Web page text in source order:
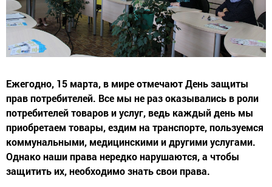
Ежегодно, 15 марта, в мире отмечают День защиты
прав потребителей. Все мы не раз оказывались в роли
потребителей товаров и услуг, ведь каждый день мы
приобретаем товары, ездим на транспорте, пользуемся
коммунальными, медицинскими и другими услугами.
Однако наши права нередко нарушаются, а чтобы
защитить их, необходимо знать свои права.